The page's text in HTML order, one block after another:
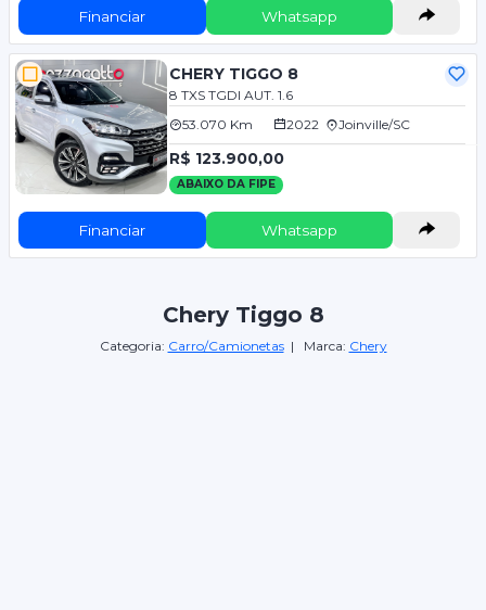
Financiar Whatsapp
CHERY TIGGO 8
8 TXS TGDI AUT. 1.6
53.070 Km
2022 Joinville/SC
R$ 123.900,00
ABAIXO DA FIPE
Financiar Whatsapp
Chery Tiggo 8
Categoria: Carro/Camionetas| Marca: Chery